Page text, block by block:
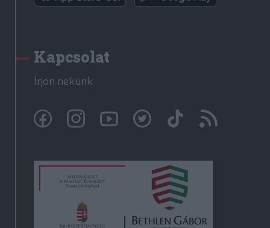
Kapcsolat
Írjon nekünk